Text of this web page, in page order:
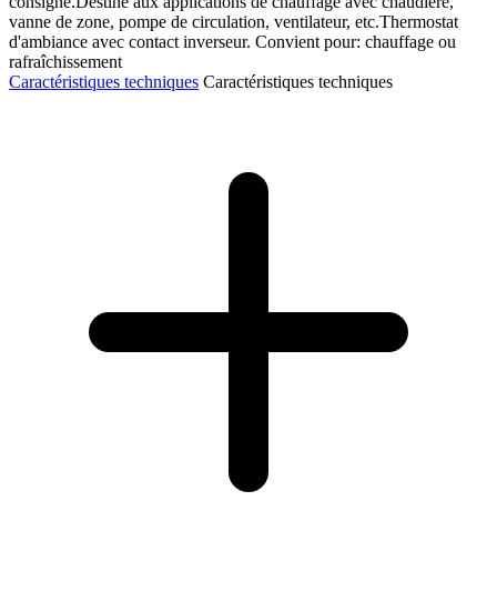
vanne de zone, pompe de circulation, ventilateur, etc.Thermostat
d'ambiance avec contact inverseur. Convient pour: chauffage ou
rafraîchissement
Caractéristiques techniques Caractéristiques techniques